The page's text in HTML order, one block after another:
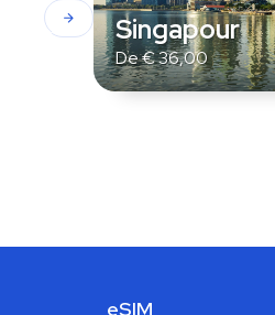
Singapour
De€36,00
eSIM